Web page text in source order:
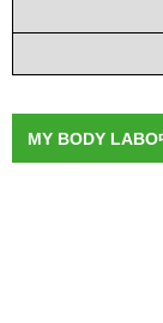
MY BODY LABO